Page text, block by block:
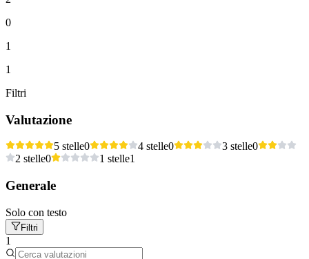
0
1
1
Filtri
Valutazione
5 stelle0 4 stelle0 3 stelle0
2 stelle0 1 stelle1
Generale
Solo con testo
Filtri
1